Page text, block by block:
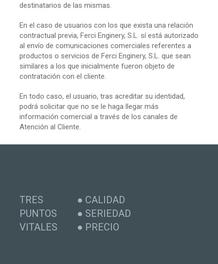
destinatarios de las mismas.
En el caso de usuarios con los que exista una relación
contractual previa, Ferci Enginery, S.L. sí está autorizado
al envío de comunicaciones comerciales referentes a
productos o servicios de Ferci Enginery, S.L. que sean
similares a los que inicialmente fueron objeto de
contratación con el cliente.
En todo caso, el usuario, tras acreditar su identidad,
podrá solicitar que no se le haga llegar más
información comercial a través de los canales de
Atención al Cliente.
TRES
PUNTOS
VITALES
● CALIDAD
● SERIEDAD
● PRECIO